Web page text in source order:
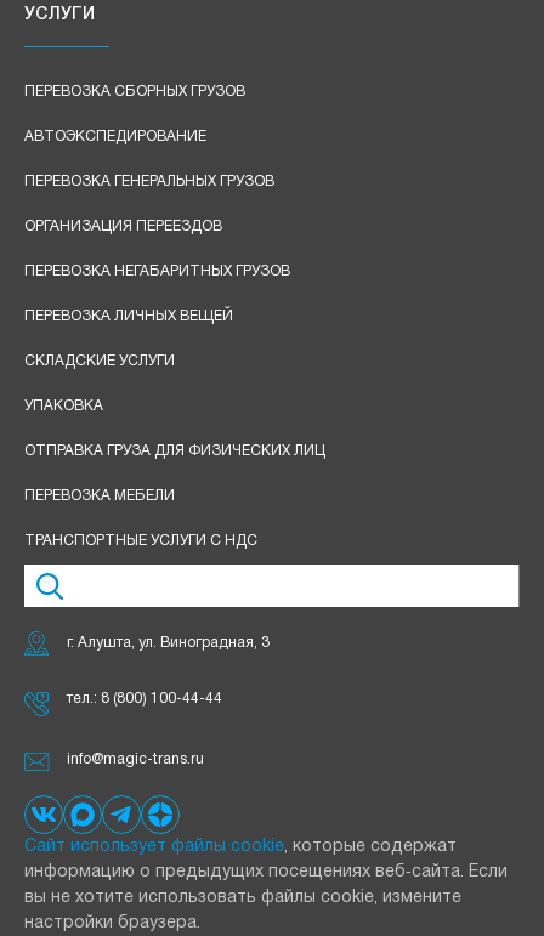
УСЛУГИ
ПЕРЕВОЗКА СБОРНЫХ ГРУЗОВ
АВТОЭКСПЕДИРОВАНИЕ
ПЕРЕВОЗКА ГЕНЕРАЛЬНЫХ ГРУЗОВ
ОРГАНИЗАЦИЯ ПЕРЕЕЗДОВ
ПЕРЕВОЗКА НЕГАБАРИТНЫХ ГРУЗОВ
ПЕРЕВОЗКА ЛИЧНЫХ ВЕЩЕЙ
СКЛАДСКИЕ УСЛУГИ
УПАКОВКА
ОТПРАВКА ГРУЗА ДЛЯ ФИЗИЧЕСКИХ ЛИЦ
ПЕРЕВОЗКА МЕБЕЛИ
ТРАНСПОРТНЫЕ УСЛУГИ С НДС
г. Алушта, ул. Виноградная, 3
тел.: 8 (800) 100-44-44
info@magic-trans.ru
Сайт использует файлы cookie, которые содержат
информацию о предыдущих посещениях веб‑сайта. Если
вы не хотите использовать файлы cookie, измените
настройки браузера.